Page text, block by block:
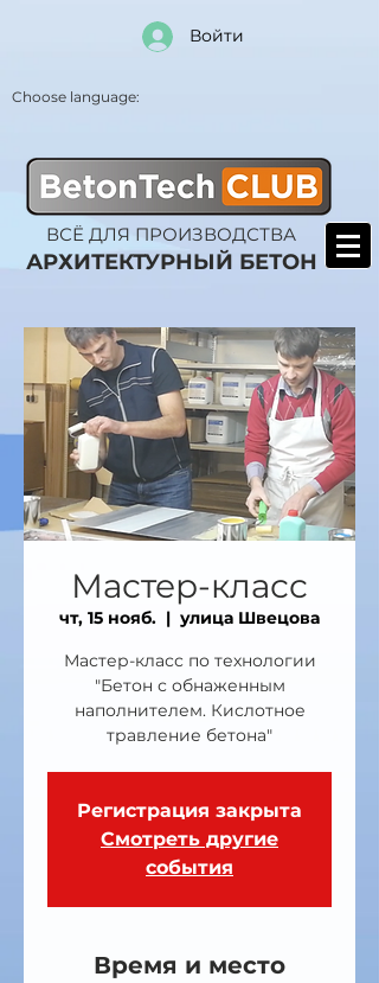
Войти
Choose language:
АРХИТЕКТУРНЫЙ БЕТОН
ВСЁ ДЛЯ ПРОИЗВОДСТВА
Мастер-класс
чт, 15 нояб.
  |
улица Швецова
Мастер-класс по технологии
"Бетон с обнаженным
наполнителем. Кислотное
травление бетона"
Регистрация закрыта
Смотреть другие
события
Время и место